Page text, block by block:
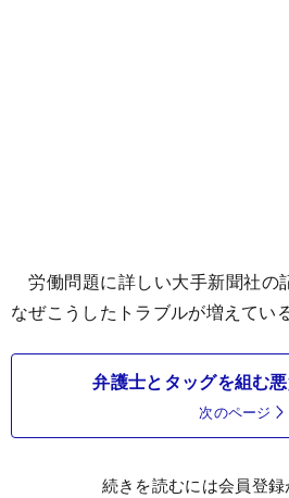
労働問題に詳しい大手新聞社の
なぜこうしたトラブルが増えてい
弁護士とタッグを組む
次のページ
続きを読むには会員登録